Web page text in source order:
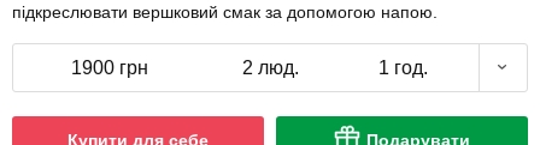
підкреслювати вершковий смак за допомогою напою.
1900 грн 2 люд. 1 год.
Купити для себе Подарувати